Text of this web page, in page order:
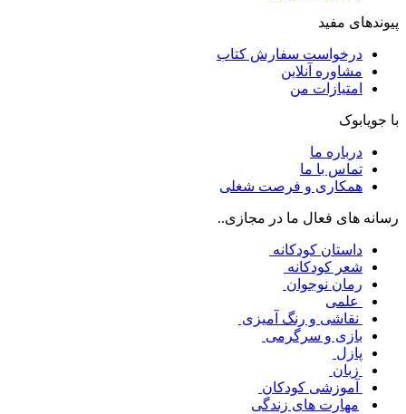
پیوندهای مفید
درخواست سفارش کتاب
مشاوره آنلاین
امتیازات من
با جویابوک
درباره ما
تماس با ما
همکاری و فرصت شغلی
رسانه های فعال ما در مجازی..
داستان کودکانه
شعر کودکانه
رمان نوجوان
علمی
نقاشی و رنگ آمیزی
بازی و سرگرمی
پازل
زبان
آموزشی کودکان
مهارت های زندگی